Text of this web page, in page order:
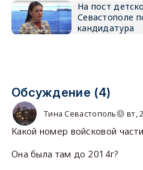
На пост
Севастополе
кандидатура
Обсуждение (4)
Тина Севастополь вт,
Какой номер войсковой
Она была там до 2014г?